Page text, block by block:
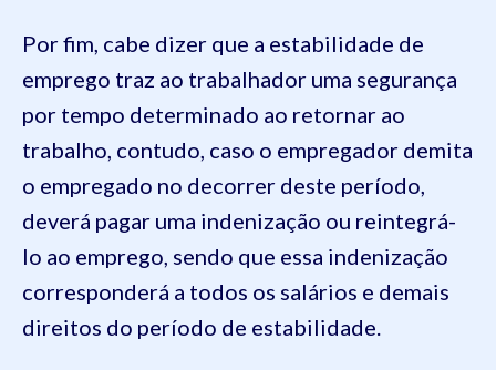
Por fim, cabe dizer que a estabilidade de
emprego traz ao trabalhador uma segurança
por tempo determinado ao retornar ao
trabalho, contudo, caso o empregador demita
o empregado no decorrer deste período,
deverá pagar uma indenização ou reintegrá-
lo ao emprego, sendo que essa indenização
corresponderá a todos os salários e demais
direitos do período de estabilidade.